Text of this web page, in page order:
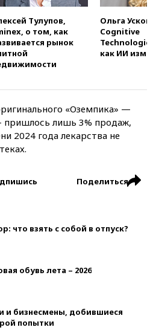
Тулупов,
о том, как
рынок
Ольга
Cognitive
как ИИ
«Оземпика» —
лишь 3% продаж,
2024 года лекарства не
Поделиться
что взять с собой в отпуск?
обувь лета – 2026
и бизнесмены, добившиеся
попытки